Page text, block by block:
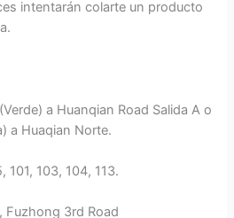
intentarán colarte un producto
a Huanqian Road Salida A o
a Huaqian Norte.
101, 103, 104, 113.
Fuzhong 3rd Road